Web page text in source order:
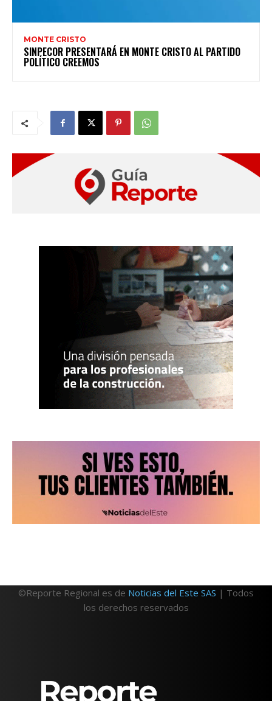
MONTE CRISTO
SINPECOR PRESENTARÁ EN MONTE CRISTO AL PARTIDO
POLÍTICO CREEMOS
©Reporte Regional es de Noticias del Este SAS | Todos
los derechos reservados